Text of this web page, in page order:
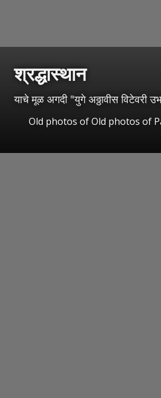
श्रद्धास्थान
याचे मूळ अगदी "युगे अठ्ठावीस विटेवरी
Old photos of Old photos of